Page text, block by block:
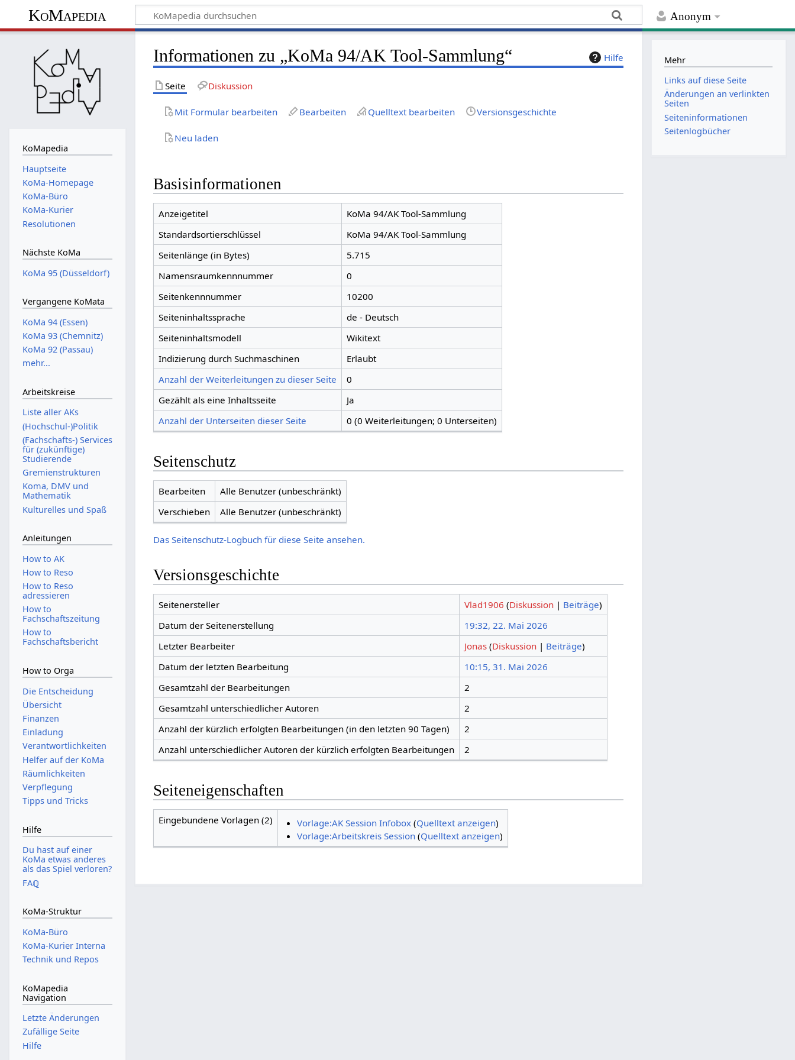
Anonym
KoMapedia
Hilfe
Informationen zu „KoMa 94/AK Tool-Sammlung“
Seite Diskussion
Mit Formular bearbeiten Bearbeiten Quelltext bearbeiten Versionsgeschichte
Neu laden
Basisinformationen
Anzeigetitel
KoMa 94/AK Tool-Sammlung
Standardsortierschlüssel
KoMa 94/AK Tool-Sammlung
Seitenlänge (in Bytes)
5.715
Namensraumkennnummer
0
Seitenkennnummer
10200
Seiteninhaltssprache
de - Deutsch
Seiteninhaltsmodell
Wikitext
Indizierung durch Suchmaschinen
Erlaubt
Anzahl der Weiterleitungen zu dieser Seite
0
Gezählt als eine Inhaltsseite
Ja
Anzahl der Unterseiten dieser Seite
0 (0 Weiterleitungen; 0 Unterseiten)
Seitenschutz
Bearbeiten
Alle Benutzer (unbeschränkt)
Verschieben
Alle Benutzer (unbeschränkt)
Das Seitenschutz-Logbuch für diese Seite ansehen.
Versionsgeschichte
Seitenersteller Vlad1906 (Diskussion| Beiträge)
Datum der Seitenerstellung
19:32, 22. Mai 2026
Letzter Bearbeiter
Jonas (Diskussion| Beiträge)
Datum der letzten Bearbeitung
10:15, 31. Mai 2026
Gesamtzahl der Bearbeitungen
2
Gesamtzahl unterschiedlicher Autoren
2
Anzahl der kürzlich erfolgten Bearbeitungen (in den letzten 90 Tagen)
2
Anzahl unterschiedlicher Autoren der kürzlich erfolgten Bearbeitungen
2
Seiteneigenschaften
Eingebundene Vorlagen (2) Vorlage:AK Session Infobox (Quelltext anzeigen)
Vorlage:Arbeitskreis Session (Quelltext anzeigen)
KoMapedia
Hauptseite
KoMa-Homepage
KoMa-Büro
KoMa-Kurier
Resolutionen
Nächste KoMa
KoMa 95 (Düsseldorf)
Vergangene KoMata
KoMa 94 (Essen)
KoMa 93 (Chemnitz)
KoMa 92 (Passau)
mehr...
Arbeitskreise
Liste aller AKs
(Hochschul-)Politik
(Fachschafts-) Services
für (zukünftige)
Studierende
Gremienstrukturen
Koma, DMV und
Mathematik
Kulturelles und Spaß
Anleitungen
How to AK
How to Reso
How to Reso
adressieren
How to
Fachschaftszeitung
How to
Fachschaftsbericht
How to Orga
Die Entscheidung
Übersicht
Finanzen
Einladung
Verantwortlichkeiten
Helfer auf der KoMa
Räumlichkeiten
Verpflegung
Tipps und Tricks
Hilfe
Du hast auf einer
KoMa etwas anderes
als das Spiel verloren?
FAℚ
KoMa-Struktur
KoMa-Büro
KoMa-Kurier Interna
Technik und Repos
KoMapedia
Navigation
Letzte Änderungen
Zufällige Seite
Hilfe
Mehr
Links auf diese Seite
Änderungen an verlinkten
Seiten
Seiten­­informationen
Seitenlogbücher